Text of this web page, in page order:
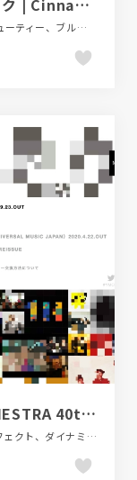
好きを着る。ファッションウィーク | Cinnamoroll 20th Anniversary
LP・特集ページ、かわいい、ファッション・ビューティー、ブルー系、ホワイト系、ポップ、大きめ写真
YMO40｜YELLOW MAGIC ORCHESTRA 40th Anniversary
カラフル、グレー系、シンプル、スクロールエフェクト、ダイナミック、デザイン・アート・音楽・文芸、フラットデザイン、ホワイト系、ポップ、モーション多め